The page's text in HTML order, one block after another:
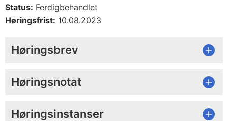
Status: Ferdigbehandlet
Høringsfrist: 10.08.2023
Høringsbrev
Høringsnotat
Høringsinstanser